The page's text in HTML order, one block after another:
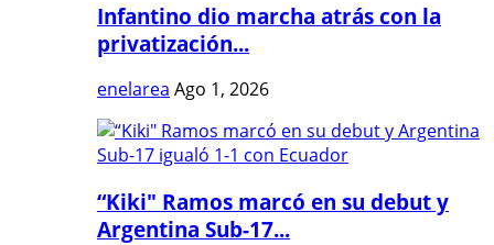
Infantino dio marcha atrás con la
privatización...
enelarea Ago 1, 2026
“Kiki" Ramos marcó en su debut y
Argentina Sub-17...